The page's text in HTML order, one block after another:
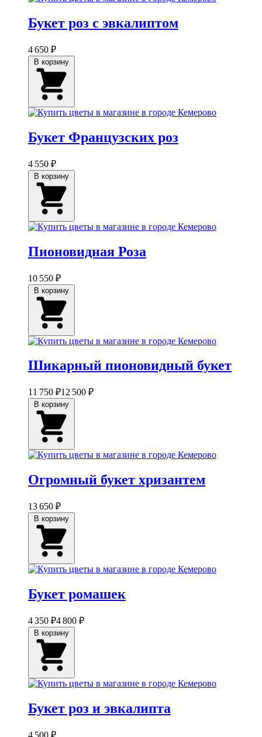
Букет роз с эвкалиптом
4 650 ₽
Букет Французских роз
4 550 ₽
Пионовидная Роза
10 550 ₽
Шикарный пионовидный букет
11 750 ₽12 500 ₽
Огромный букет хризантем
13 650 ₽
Букет ромашек
4 350 ₽4 800 ₽
Букет роз и эвкалипта
4 500 ₽